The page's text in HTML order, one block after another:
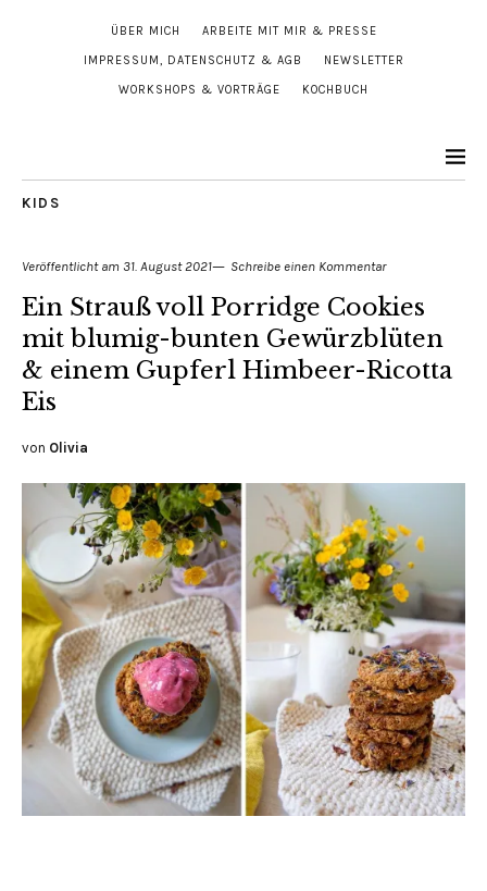
ÜBER MICH ARBEITE MIT MIR & PRESSE
IMPRESSUM, DATENSCHUTZ & AGB NEWSLETTER
WORKSHOPS & VORTRÄGE KOCHBUCH
KIDS
Veröffentlicht am 31. August 2021 Schreibe einen Kommentar
Ein Strauß voll Porridge Cookies
mit blumig-bunten Gewürzblüten
& einem Gupferl Himbeer-Ricotta
Eis
von Olivia